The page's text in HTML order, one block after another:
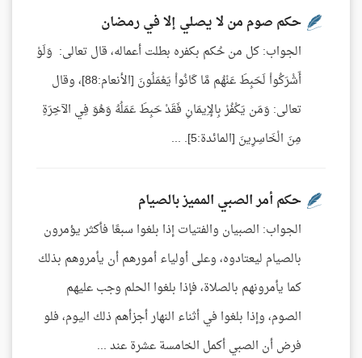
حكم صوم من لا يصلي إلا في رمضان
الجواب: كل من حُكم بكفره بطلت أعماله، قال تعالى: وَلَوْ
أَشْرَكُواْ لَحَبِطَ عَنْهُم مَّا كَانُواْ يَعْمَلُونَ [الأنعام:88]، وقال
تعالى: وَمَن يَكْفُرْ بِالإِيمَانِ فَقَدْ حَبِطَ عَمَلُهُ وَهُوَ فِي الآخِرَةِ
مِنَ الْخَاسِرِينَ [المائدة:5]. ...
حكم أمر الصبي المميز بالصيام
الجواب: الصبيان والفتيات إذا بلغوا سبعًا فأكثر يؤمرون
بالصيام ليعتادوه، وعلى أولياء أمورهم أن يأمروهم بذلك
كما يأمرونهم بالصلاة، فإذا بلغوا الحلم وجب عليهم
الصوم، وإذا بلغوا في أثناء النهار أجزأهم ذلك اليوم، فلو
فرض أن الصبي أكمل الخامسة عشرة عند ...